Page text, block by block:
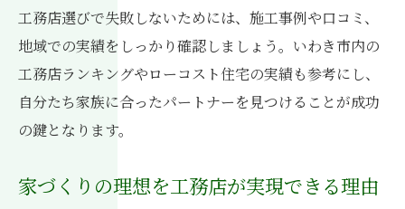
家族に合う住まい作りは工務店なら実現しやす
い
家族の希望を工務店で具体的に形にする方
法
工務店と創る家族仕様の注文住宅のポイン
家族で話し合いたい工務店の家づくり提案
工務店選びで失敗しないためには、施工事例や口コミ、
地域での実績をしっかり確認しましょう。いわき市内の
工務店ランキングやローコスト住宅の実績も参考にし、
自分たち家族に合ったパートナーを見つけることが成功
の鍵となります。
家づくりの理想を工務店が実現できる理由